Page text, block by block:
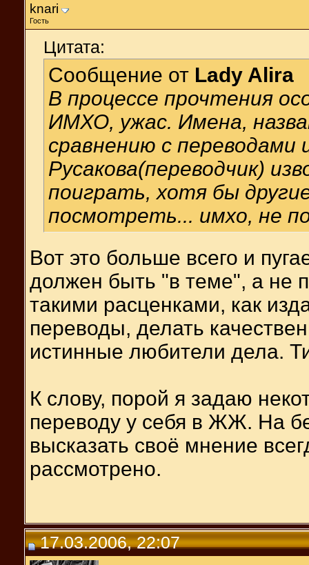
knari
Гость
Цитата:
Сообщение от Lady Alira
В процессе прочтения
ИМХО, ужас. Имена,
сравнению с переводами
Русакова(переводчик)
поиграть, хотя бы
посмотреть... имхо, не
Вот это больше всего и
должен быть "в теме", а не
такими расценками, как
переводы, делать
истинные любители дела.
К слову, порой я задаю
переводу у себя в ЖЖ. На
высказать своё мнение
рассмотрено.
17.03.2006, 22:07